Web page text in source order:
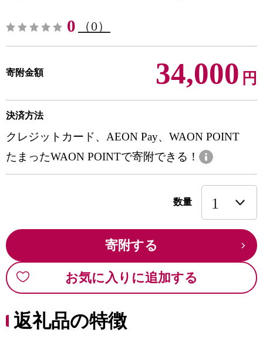
0 （0）
寄附金額 34,000 円
決済方法
クレジットカード、AEON Pay、WAON POINT
たまったWAON POINTで寄附できる！
数量
寄附する
お気に入りに追加する
返礼品の特徴